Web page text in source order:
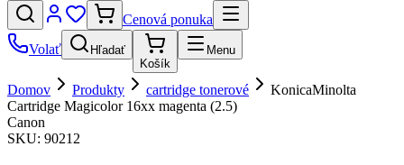
Cenová ponuka
Volať
Hľadať
Košík
Menu
Domov Produkty cartridge tonerové
KonicaMinolta
Cartridge Magicolor 16xx magenta (2.5)
Canon
SKU: 90212